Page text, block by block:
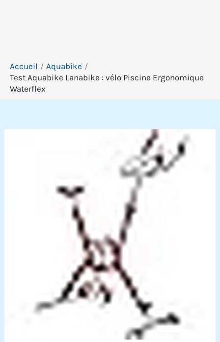
Accueil
Aquabike
Test Aquabike Lanabike : vélo Piscine Ergonomique
Waterflex